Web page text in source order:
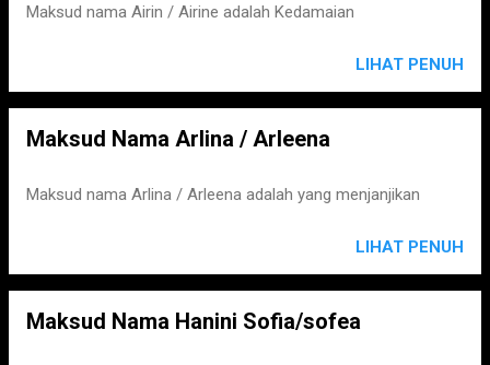
Maksud nama Airin / Airine adalah Kedamaian
LIHAT PENUH
Maksud Nama Arlina / Arleena
Maksud nama Arlina / Arleena adalah yang menjanjikan
LIHAT PENUH
Maksud Nama Hanini Sofia/sofea